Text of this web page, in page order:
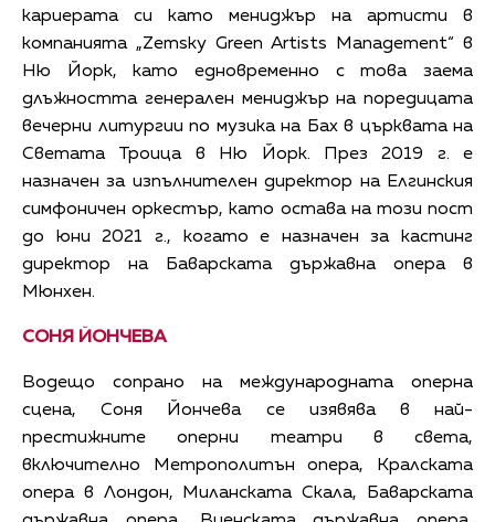
кариерата си като мениджър на артисти в
компанията „Zemsky Green Artists Management“ в
Ню Йорк, като едновременно с това заема
длъжността генерален мениджър на поредицата
вечерни литургии по музика на Бах в църквата на
Светата Троица в Ню Йорк. През 2019 г. е
назначен за изпълнителен директор на Елгинския
симфоничен оркестър, като остава на този пост
до юни 2021 г., когато е назначен за кастинг
директор на Баварската държавна опера в
Мюнхен.
СОНЯ ЙОНЧЕВА
Водещо сопрано на международната оперна
сцена, Соня Йончева се изявява в най-
престижните оперни театри в света,
включително Метрополитън опера, Кралската
опера в Лондон, Миланската Скала, Баварската